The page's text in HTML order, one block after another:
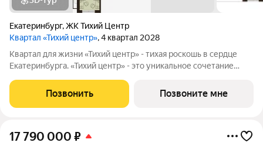
Екатеринбург,ЖК Тихий Центр
Квартал «Тихий центр», 4 квартал 2028
Квартал для жизни «Тихий центр» - тихая роскошь в сердце
Екатеринбурга. «Тихий центр» - это уникальное сочетание
инфраструктуры. Соседство с главными
достопримечательностями, лучшими ресторанами и
Позвонить Позвоните мне
17 790 000 ₽